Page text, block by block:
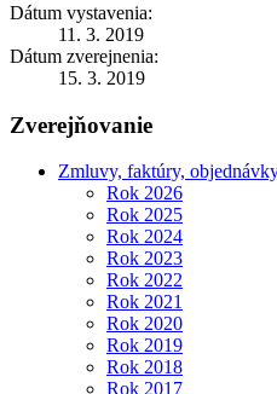
Dátum vystavenia:
11. 3. 2019
Dátum zverejnenia:
15. 3. 2019
Zverejňovanie
Zmluvy, faktúry,
Rok 2026
Rok 2025
Rok 2024
Rok 2023
Rok 2022
Rok 2021
Rok 2020
Rok 2019
Rok 2018
Rok 2017